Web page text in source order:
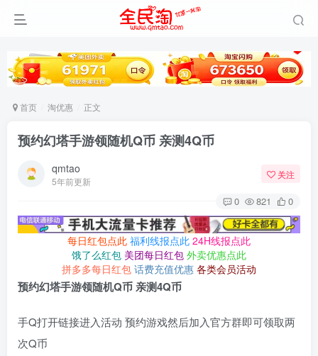
首页 淘优惠 正文
预约幻塔手游领随机Q币 亲测4Q币
qmtao
5年前更新
关注
0 821 0
每日红包点此 福利线报点此 24H线报点此
饿了么红包 美团每日红包 外卖优惠点此
拼多多每日红包 话费充值优惠 各类会员活动
预约幻塔手游领随机Q币 亲测4Q币
手Q打开链接进入活动 预约游戏然后加入官方群即可领取两
次Q币